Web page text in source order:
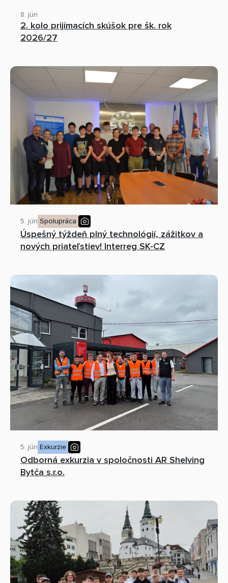
8. jún
2. kolo prijímacích skúšok pre šk. rok
2026/27
5. jún Spolupráca
Úspešný týždeň plný technológií, zážitkov a
nových priateľstiev! Interreg SK-CZ
5. jún Exkurzie
Odborná exkurzia v spoločnosti AR Shelving
Bytča s.r.o.